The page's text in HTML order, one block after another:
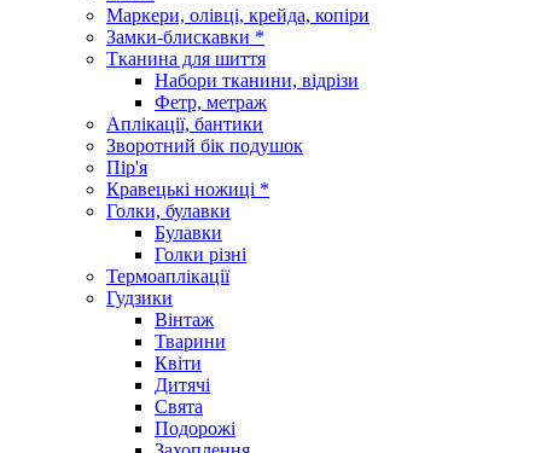
Маркери, олівці, крейда, копіри
Замки-блискавки *
Тканина для шиття
Набори тканини, відрізи
Фетр, метраж
Аплікації, бантики
Зворотний бік подушок
Пір'я
Кравецькі ножиці *
Голки, булавки
Булавки
Голки різні
Термоаплікації
Гудзики
Вінтаж
Тварини
Квіти
Дитячі
Свята
Подорожі